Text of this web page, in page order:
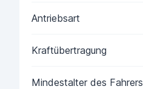
Antriebsart
Kraftübertragung
Mindestalter des Fahrers